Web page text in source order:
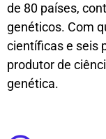
de 80 países,
genéticos. Com
científicas e seis
produtor de
genética.